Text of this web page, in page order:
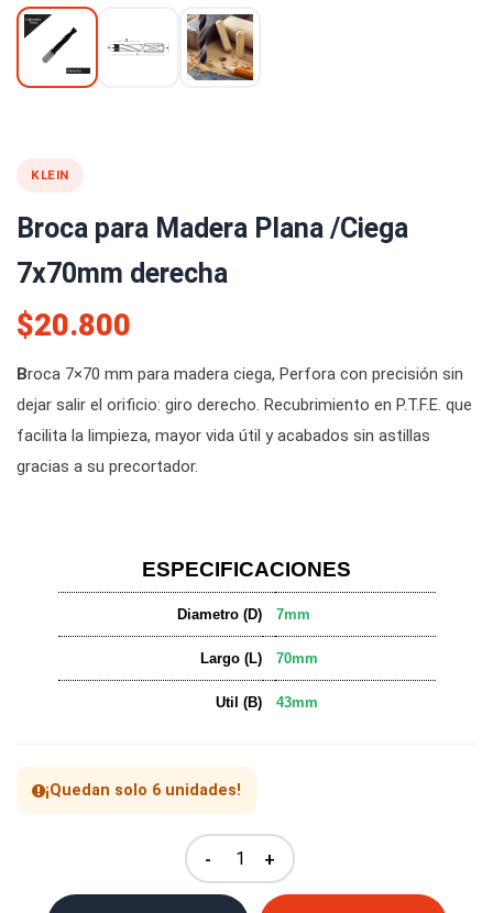
KLEIN
Broca para Madera Plana /Ciega
7x70mm derecha
$20.800
Broca 7×70 mm para madera ciega, Perfora con precisión sin
dejar salir el orificio: giro derecho. Recubrimiento en P.T.F.E. que
facilita la limpieza, mayor vida útil y acabados sin astillas
gracias a su precortador.
ESPECIFICACIONES
Diametro (D) 7mm
Largo (L) 70mm
Util (B) 43mm
¡Quedan solo 6 unidades!
- +